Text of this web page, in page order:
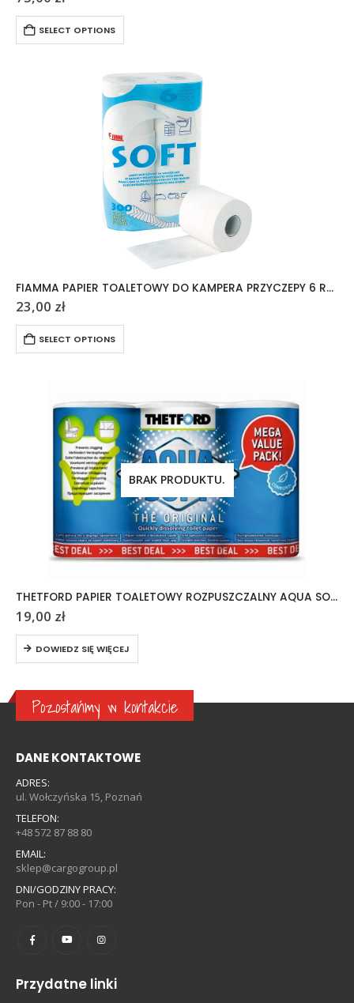
SELECT OPTIONS
FIAMMA PAPIER TOALETOWY DO KAMPERA PRZYCZEPY 6 ROLEK
23,00 zł
SELECT OPTIONS
BRAK PRODUKTU.
THETFORD PAPIER TOALETOWY ROZPUSZCZALNY AQUA SOFT 6 ROLEK
19,00 zł
DOWIEDZ SIĘ WIĘCEJ
Pozostańmy w kontakcie
DANE KONTAKTOWE
ADRES:
ul. Wołczyńska 15, Poznań
TELEFON:
+48 572 87 88 80
EMAIL:
sklep@cargogroup.pl
DNI/GODZINY PRACY:
Pon - Pt / 9:00 - 17:00
Przydatne linki